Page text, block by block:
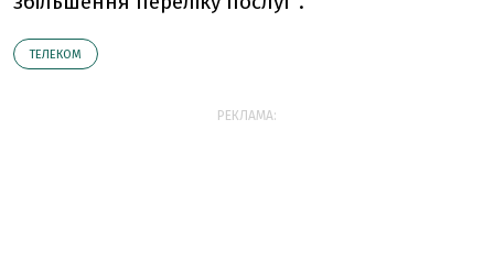
ТЕЛЕКОМ
РЕКЛАМА: